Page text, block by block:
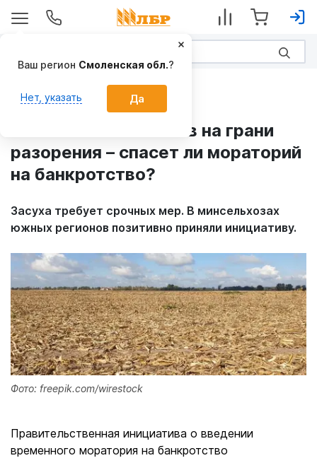
30% южных хозяйств на грани
разорения – спасет ли мораторий
на банкротство?
Засуха требует срочных мер. В минсельхозах
южных регионов позитивно приняли инициативу.
Фото: freepik.com/wirestock
Правительственная инициатива о введении
временного моратория на банкротство
Ваш регион Смоленская обл.?
Нет, указать Да